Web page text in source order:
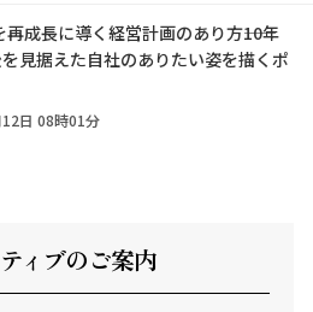
成長に導く経営計画のあり方――10年
を見据えた自社のありたい姿を描くポ
日 08時01分
ィ ブのご案内